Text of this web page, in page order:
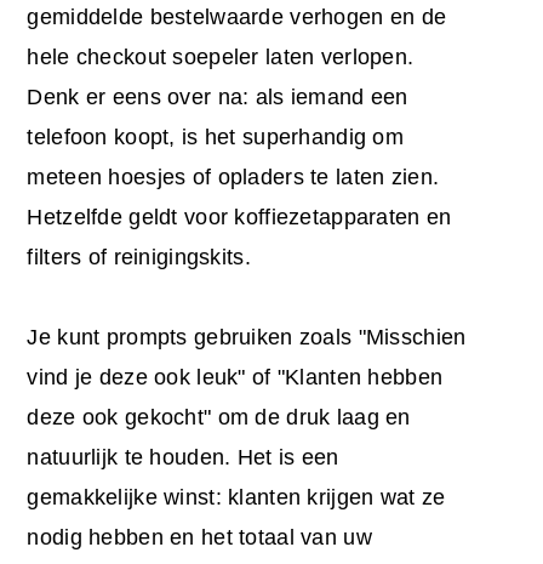
gemiddelde bestelwaarde verhogen en de
hele checkout soepeler laten verlopen.
Denk er eens over na: als iemand een
telefoon koopt, is het superhandig om
meteen hoesjes of opladers te laten zien.
Hetzelfde geldt voor koffiezetapparaten en
filters of reinigingskits.
Je kunt prompts gebruiken zoals "Misschien
vind je deze ook leuk" of "Klanten hebben
deze ook gekocht" om de druk laag en
natuurlijk te houden. Het is een
gemakkelijke winst: klanten krijgen wat ze
nodig hebben en het totaal van uw